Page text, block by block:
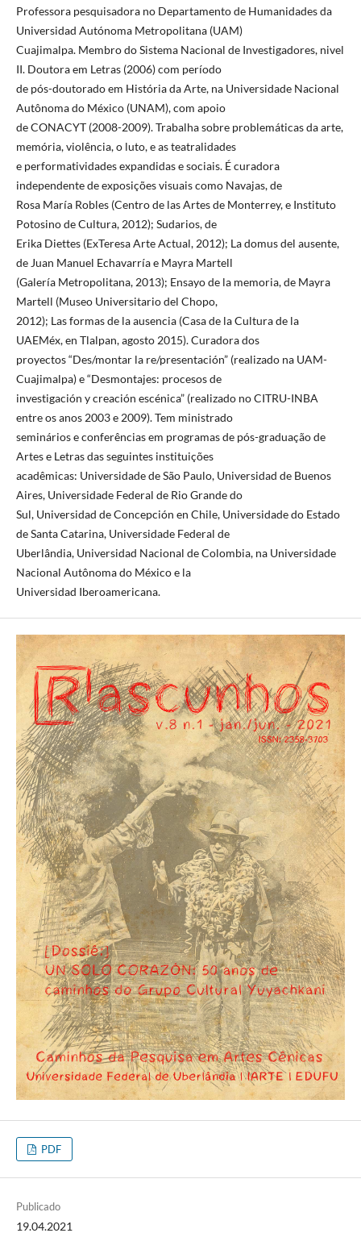
Professora pesquisadora no Departamento de Humanidades da
Universidad Autónoma Metropolitana (UAM)
Cuajimalpa. Membro do Sistema Nacional de Investigadores, nivel
II. Doutora em Letras (2006) com período
de pós-doutorado em História da Arte, na Universidade Nacional
Autônoma do México (UNAM), com apoio
de CONACYT (2008-2009). Trabalha sobre problemáticas da arte,
memória, violência, o luto, e as teatralidades
e performatividades expandidas e sociais. É curadora
independente de exposições visuais como Navajas, de
Rosa María Robles (Centro de las Artes de Monterrey, e Instituto
Potosino de Cultura, 2012); Sudarios, de
Erika Diettes (ExTeresa Arte Actual, 2012); La domus del ausente,
de Juan Manuel Echavarría e Mayra Martell
(Galería Metropolitana, 2013); Ensayo de la memoria, de Mayra
Martell (Museo Universitario del Chopo,
2012); Las formas de la ausencia (Casa de la Cultura de la
UAEMéx, en Tlalpan, agosto 2015). Curadora dos
proyectos “Des/montar la re/presentación” (realizado na UAM-
Cuajimalpa) e “Desmontajes: procesos de
investigación y creación escénica” (realizado no CITRU-INBA
entre os anos 2003 e 2009). Tem ministrado
seminários e conferências em programas de pós-graduação de
Artes e Letras das seguintes instituições
acadêmicas: Universidade de São Paulo, Universidad de Buenos
Aires, Universidade Federal de Rio Grande do
Sul, Universidad de Concepción en Chile, Universidade do Estado
de Santa Catarina, Universidade Federal de
Uberlândia, Universidad Nacional de Colombia, na Universidade
Nacional Autônoma do México e la
Universidad Iberoamericana.
PDF
Publicado
19.04.2021